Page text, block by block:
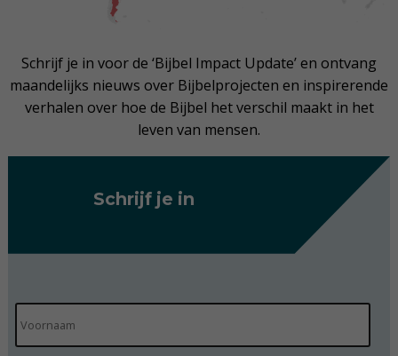
Schrijf je in voor de ‘Bijbel Impact Update’ en ontvang
maandelijks nieuws over Bijbelprojecten en inspirerende
verhalen over hoe de Bijbel het verschil maakt in het
leven van mensen.
Schrijf je in